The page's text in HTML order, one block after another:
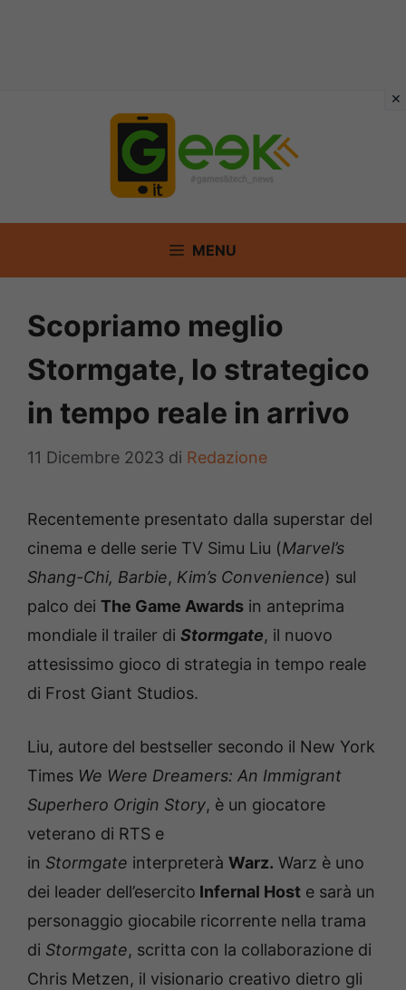
MENU
Scopriamo meglio
Stormgate, lo strategico
in tempo reale in arrivo
11 Dicembre 2023 di Redazione
Recentemente presentato dalla superstar del
cinema e delle serie TV Simu Liu (Marvel’s
Shang-Chi, Barbie, Kim’s Convenience) sul
palco dei The Game Awards in anteprima
mondiale il trailer di Stormgate, il nuovo
attesissimo gioco di strategia in tempo reale
di Frost Giant Studios.
Liu, autore del bestseller secondo il New York
Times We Were Dreamers: An Immigrant
Superhero Origin Story, è un giocatore
veterano di RTS e
in Stormgate interpreterà Warz. Warz è uno
dei leader dell’esercito Infernal Host e sarà un
personaggio giocabile ricorrente nella trama
di Stormgate, scritta con la collaborazione di
Chris Metzen, il visionario creativo dietro gli